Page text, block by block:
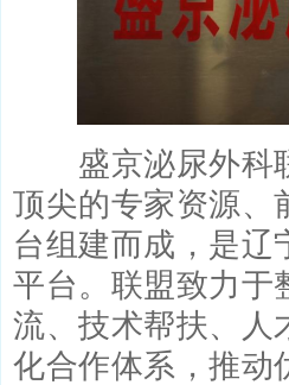
盛京泌尿外科联
顶尖的专家资源、
台组建而成，是辽
平台。联盟致力于
流、技术帮扶、人
化合作体系，推动